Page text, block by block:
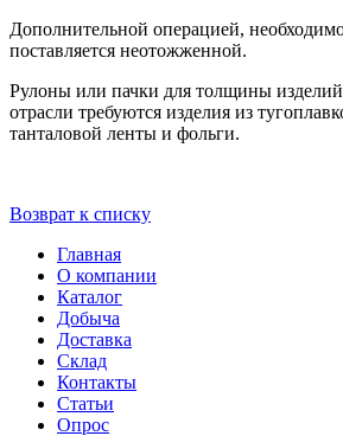
Дополнительной операцией,
поставляется неотожженной.
Рулоны или пачки для толщины
отрасли требуются изделия из
танталовой ленты и фольги.
Возврат к списку
Главная
О компании
Каталог
Добыча
Доставка
Склад
Контакты
Статьи
Опрос